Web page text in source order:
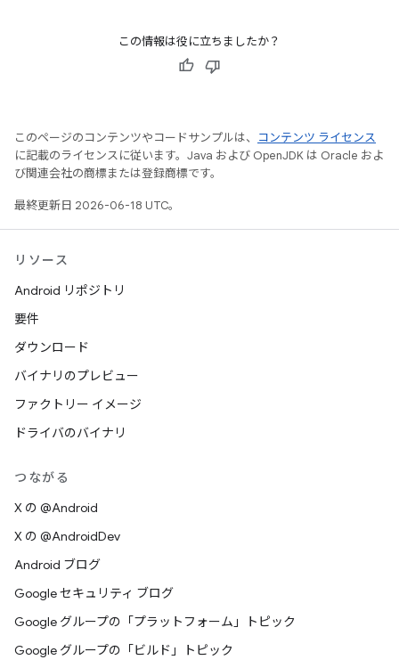
この情報は役に立ちましたか？
このページのコンテンツやコードサンプルは、
コンテンツ ライセンス
に記載のライセンスに従います。Java および OpenJDK は Oracle およ
び関連会社の商標または登録商標です。
最終更新日 2026-06-18 UTC。
リソース
Android リポジトリ
要件
ダウンロード
バイナリのプレビュー
ファクトリー イメージ
ドライバのバイナリ
つながる
X の @Android
X の @AndroidDev
Android ブログ
Google セキュリティ ブログ
Google グループの「プラットフォーム」トピック
Google グループの「ビルド」トピック